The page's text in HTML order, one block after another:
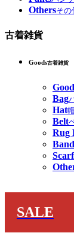
Othersその
古着雑貨
Goods古着雑貨
Bag
Hat
Belt
Rug
Scarf
SALE